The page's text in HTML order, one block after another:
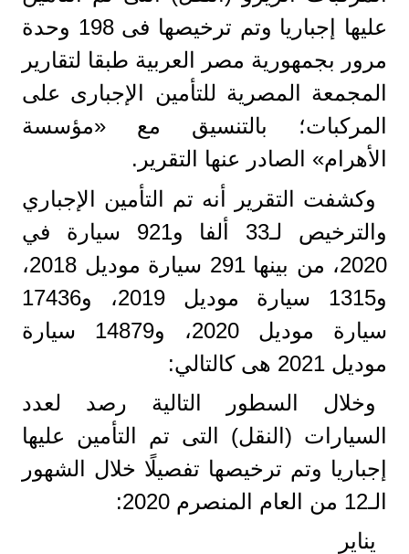
عليها إجباريا وتم ترخيصها فى 198 وحدة
مرور بجمهورية مصر العربية طبقا لتقارير
المجمعة المصرية للتأمين الإجبارى على
المركبات؛ بالتنسيق مع «مؤسسة
الأهرام» الصادر عنها التقرير.
وكشفت التقرير أنه تم التأمين الإجباري
والترخيص لـ33 ألفا و921 سيارة في
2020، من بينها 291 سيارة موديل 2018،
و1315 سيارة موديل 2019، و17436
سيارة موديل 2020، و14879 سيارة
موديل 2021 هى كالتالي:
وخلال السطور التالية رصد لعدد
السيارات (النقل) التى تم التأمين عليها
إجباريا وتم ترخيصها تفصيلًا خلال الشهور
الـ12 من العام المنصرم 2020:
يناير